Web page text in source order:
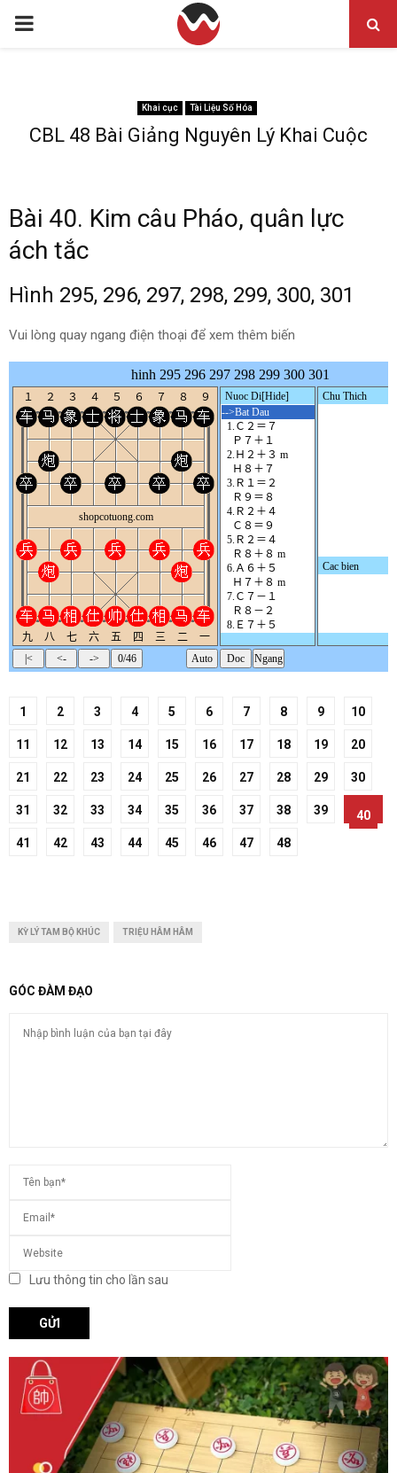
PRIMARY
Khai cục Tài Liệu Số Hóa
CBL 48 Bài Giảng Nguyên Lý Khai Cuộc
Bài 40. Kim câu Pháo, quân lực
ách tắc
Hình 295, 296, 297, 298, 299, 300, 301
Vui lòng quay ngang điện thoại để xem thêm biến
1 2 3 4 5 6 7 8 9 10
11 12 13 14 15 16 17 18 19 20
21 22 23 24 25 26 27 28 29 30
31 32 33 34 35 36 37 38 39
40
41
42 43 44 45 46 47 48
KỲ LÝ TAM BỘ KHÚC TRIỆU HÂM HÂM
GÓC ĐÀM ĐẠO
Lưu thông tin cho lần sau